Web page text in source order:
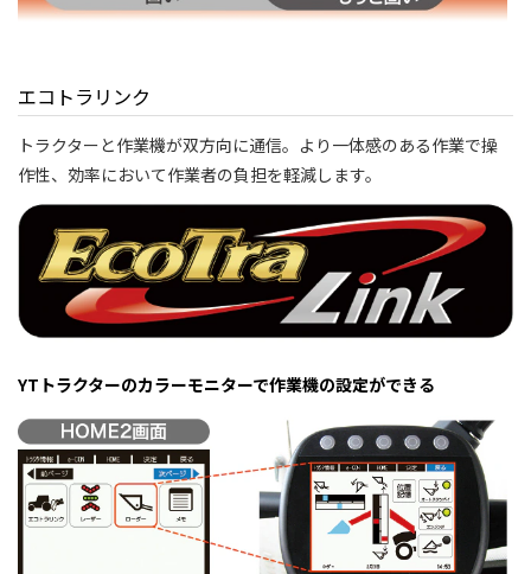
エコトラリンク
トラクターと作業機が双方向に通信。より一体感のある作業で操
作性、効率において作業者の負担を軽減します。
YTトラクターのカラーモニターで作業機の設定ができる